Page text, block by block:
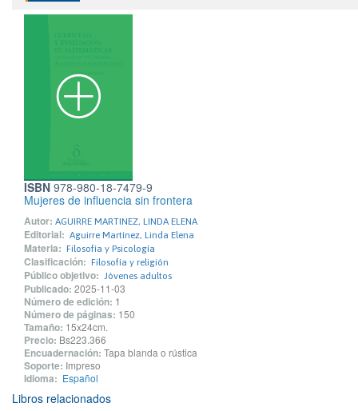
ISBN 978-980-18-7479-9
Mujeres de influencia sin frontera
Autor: AGUIRRE MARTINEZ, LINDA ELENA
Editorial: Aguirre Martínez, Linda Elena
Materia: Filosofía y Psicología
Clasificación: Filosofía y religión
Público objetivo: Jóvenes adultos
Publicado: 2025-11-03
Número de edición: 1
Número de páginas: 150
Tamaño: 15x24cm.
Precio: Bs223.366
Encuadernación: Tapa blanda o rústica
Soporte: Impreso
Idioma: Español
Libros relacionados